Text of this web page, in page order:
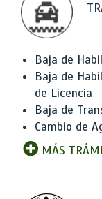
Baja de
Baja de
de Licencia
Baja de
Cambio de
MÁS